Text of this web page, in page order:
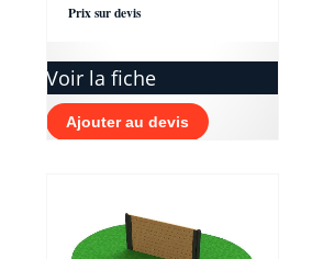
Prix sur devis
Voir la fiche
Ajouter au devis